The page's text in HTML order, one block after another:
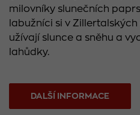
milovníky slunečních
labužníci si v
užívají slunce a sněhu a
lahůdky.
DALŠÍ INFORMACE